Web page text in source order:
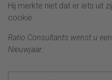
Hij merkte niet dat er iets uit
cookie.
Ratio Consultants wenst u
Nieuwjaar.